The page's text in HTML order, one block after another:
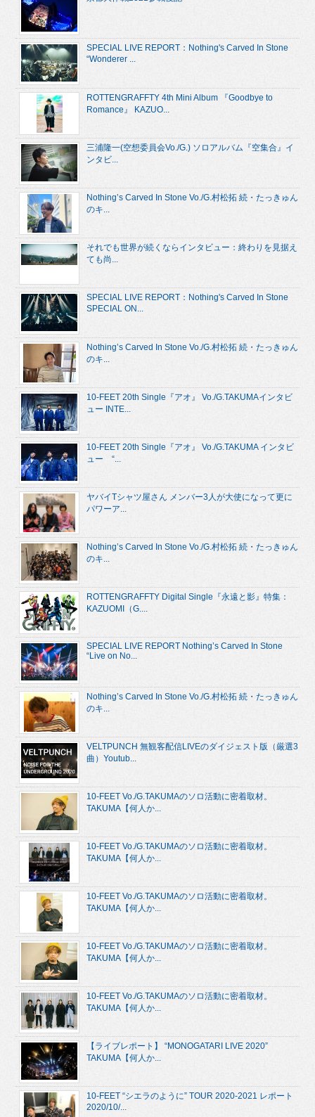
SPECIAL LIVE REPORT：Nothing's Carved In Stone
“Wonderer ...
ROTTENGRAFFTY 4th Mini Album 『Goodbye to
Romance』 KAZUO...
三浦隆一(空想委員会Vo./G.) ソロアルバム『空集合』イ
ンタビ...
Nothing’s Carved In Stone Vo./G.村松拓 続・たっきゅん
のキ...
それでも世界が続くならインタビュー：終わりを見据え
ても尚...
SPECIAL LIVE REPORT：Nothing's Carved In Stone
SPECIAL ON...
Nothing’s Carved In Stone Vo./G.村松拓 続・たっきゅん
のキ...
10-FEET 20th Single『アオ』 Vo./G.TAKUMAインタビ
ュー INTE...
10-FEET 20th Single『アオ』 Vo./G.TAKUMA インタビ
ュー “...
ヤバイTシャツ屋さん メンバー3人が大使になって更に
パワーア...
Nothing’s Carved In Stone Vo./G.村松拓 続・たっきゅん
のキ...
ROTTENGRAFFTY Digital Single『永遠と影』特集：
KAZUOMI（G....
SPECIAL LIVE REPORT Nothing’s Carved In Stone
“Live on No...
Nothing’s Carved In Stone Vo./G.村松拓 続・たっきゅん
のキ...
VELTPUNCH 無観客配信LIVEのダイジェスト版（厳選3
曲）Youtub...
10-FEET Vo./G.TAKUMAのソロ活動に密着取材。
TAKUMA【何人か...
10-FEET Vo./G.TAKUMAのソロ活動に密着取材。
TAKUMA【何人か...
10-FEET Vo./G.TAKUMAのソロ活動に密着取材。
TAKUMA【何人か...
10-FEET Vo./G.TAKUMAのソロ活動に密着取材。
TAKUMA【何人か...
10-FEET Vo./G.TAKUMAのソロ活動に密着取材。
TAKUMA【何人か...
【ライブレポート】 “MONOGATARI LIVE 2020”
TAKUMA【何人か...
10-FEET “シエラのように” TOUR 2020-2021 レポート
2020/10/...